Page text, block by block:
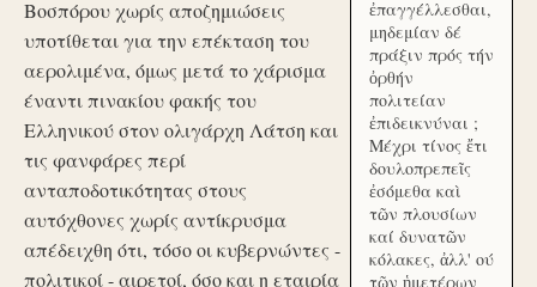
Βοσπόρου χωρίς αποζημιώσεις
υποτίθεται για την επέκταση του
αερολιμένα, όμως μετά το χάρισμα
έναντι πινακίου φακής του
Ελληνικού στον ολιγάρχη Λάτση και
τις φανφάρες περί
ανταποδοτικότητας στους
αυτόχθονες χωρίς αντίκρυσμα
απέδειχθη ότι, τόσο οι κυβερνώντες -
πολιτικοί - αιρετοί, όσο και η εταιρία
ἐπαγγέλλεσθαι,
μηδεμίαν δέ
πράξιν πρός τήν
ὀρθήν
πολιτείαν
ἐπιδεικνύναι ;
Μέχρι τίνος ἔτι
δουλοπρεπεῖς
ἐσόμεθα καὶ
τῶν πλουσίων
καί δυνατῶν
κόλακες, ἀλλ' ού
τῶν ἡμετέρων